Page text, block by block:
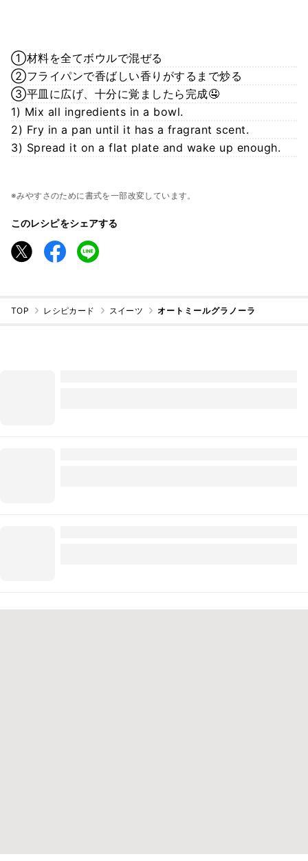
①材料を全てボウルで混ぜる
②フライパンで香ばしい香りがするまで炒る
③平皿に広げ、十分に覚ましたら完成🤤
1) Mix all ingredients in a bowl.
2) Fry in a pan until it has a fragrant scent.
3) Spread it on a flat plate and wake up enough.
※みやすさのために書式を一部改変しています。
このレシピをシェアする
TOP レシピカード スイーツ オートミールグラノーラ